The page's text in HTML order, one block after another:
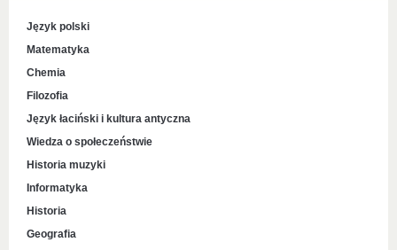
Język polski
Matematyka
Chemia
Filozofia
Język łaciński i kultura antyczna
Wiedza o społeczeństwie
Historia muzyki
Informatyka
Historia
Geografia